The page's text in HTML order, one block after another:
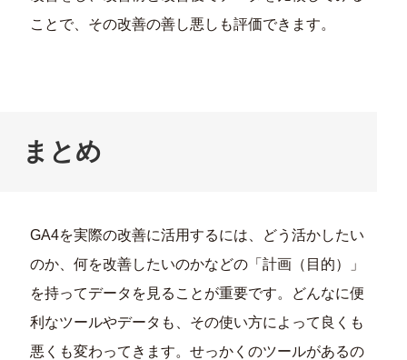
ことで、その改善の善し悪しも評価できます。
まとめ
GA4を実際の改善に活用するには、どう活かしたい
のか、何を改善したいのかなどの「計画（目的）」
を持ってデータを見ることが重要です。どんなに便
利なツールやデータも、その使い方によって良くも
悪くも変わってきます。せっかくのツールがあるの